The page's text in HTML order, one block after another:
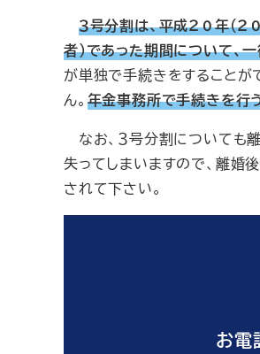
３号分割は、平成２０年（
者）であった期間について、
が単独で手続きをすることが
ん。 年金事務所で手続きを行
なお、３号分割についても
失ってしまいますので、離婚
されて下さい。
お電